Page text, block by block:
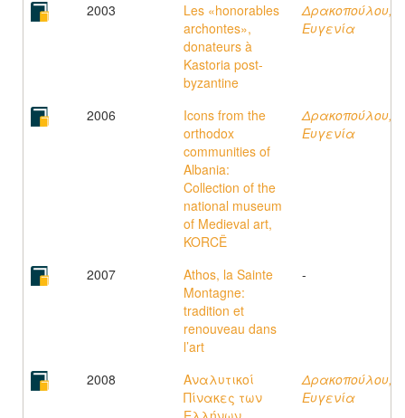
2003
Les «honorables
archontes»,
donateurs à
Kastoria post-
byzantine
Δρακοπούλου,
Ευγενία
2006
Icons from the
orthodox
communities of
Albania:
Collection of the
national museum
of Medieval art,
KORCË
Δρακοπούλου,
Ευγενία
2007
Athos, la Sainte
Montagne:
tradition et
renouveau dans
l’art
-
2008
Αναλυτικοί
Πίνακες των
Δρακοπούλου,
Ευγενία